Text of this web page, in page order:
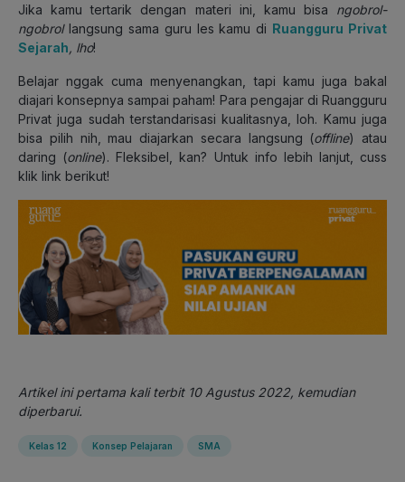
Jika kamu tertarik dengan materi ini, kamu bisa ngobrol-
ngobrol langsung sama guru les kamu di Ruangguru Privat
Sejarah, lho!
Belajar nggak cuma menyenangkan, tapi kamu juga bakal
diajari konsepnya sampai paham! Para pengajar di Ruangguru
Privat juga sudah terstandarisasi kualitasnya, loh. Kamu juga
bisa pilih nih, mau diajarkan secara langsung (offline) atau
daring (online). Fleksibel, kan? Untuk info lebih lanjut, cuss
klik link berikut!
Artikel ini pertama kali terbit 10 Agustus 2022, kemudian
diperbarui.
Kelas 12 Konsep Pelajaran SMA